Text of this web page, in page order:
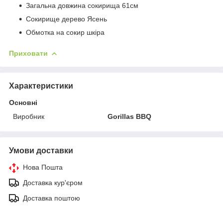
Загальна довжина сокирища 61см
Сокирище дерево Ясень
Обмотка на сокир шкіра
Приховати
Характеристики
Основні
Виробник
Gorillas BBQ
Умови доставки
Нова Пошта
Доставка кур'єром
Доставка поштою